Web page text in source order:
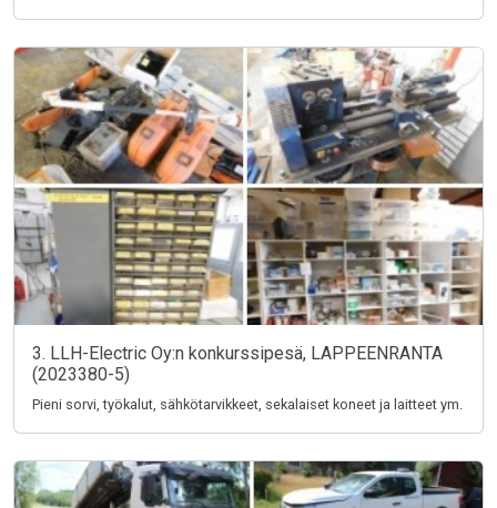
3. LLH-Electric Oy:n konkurssipesä, LAPPEENRANTA
(2023380-5)
Pieni sorvi, työkalut, sähkötarvikkeet, sekalaiset koneet ja laitteet ym.